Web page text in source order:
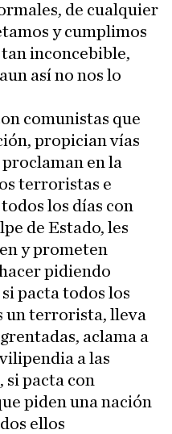
de cualquier
y cumplimos
inconcebible,
así no nos lo
comunistas que
propician vías
en la
terroristas e
los días con
de Estado, les
y prometen
pidiendo
pacta todos los
un terrorista, lleva
aclama a
a las
pacta con
piden una nación
ellos